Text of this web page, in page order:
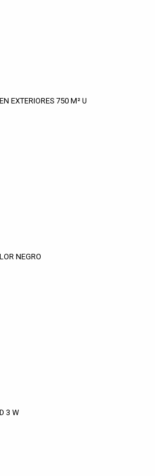
EXTERIORES 750 M² U
NEGRO
3 W